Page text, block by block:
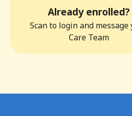
Already enrolled?
Scan to login and message
Care Team